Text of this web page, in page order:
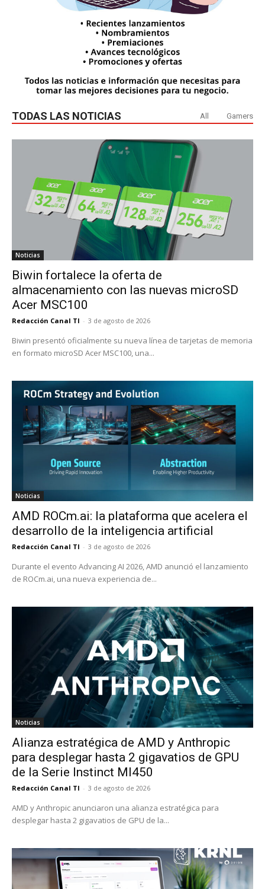
TODAS LAS NOTICIAS All Gamers
Noticias
Biwin fortalece la oferta de
almacenamiento con las nuevas microSD
Acer MSC100
Redacción Canal TI - 3 de agosto de 2026
Biwin presentó oficialmente su nueva línea de tarjetas de memoria
en formato microSD Acer MSC100, una...
Noticias
AMD ROCm.ai: la plataforma que acelera el
desarrollo de la inteligencia artificial
Redacción Canal TI - 3 de agosto de 2026
Durante el evento Advancing AI 2026, AMD anunció el lanzamiento
de ROCm.ai, una nueva experiencia de...
Noticias
Alianza estratégica de AMD y Anthropic
para desplegar hasta 2 gigavatios de GPU
de la Serie Instinct MI450
Redacción Canal TI - 3 de agosto de 2026
AMD y Anthropic anunciaron una alianza estratégica para
desplegar hasta 2 gigavatios de GPU de la...